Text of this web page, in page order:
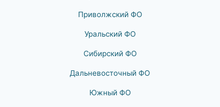
Приволжский ФО
Уральский ФО
Сибирский ФО
Дальневосточный ФО
Южный ФО